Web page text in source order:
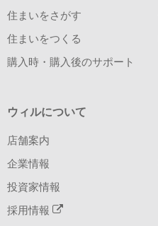
住まいをさがす
住まいをつくる
購入時・購入後のサポート
ウィルについて
店舗案内
企業情報
投資家情報
採用情報